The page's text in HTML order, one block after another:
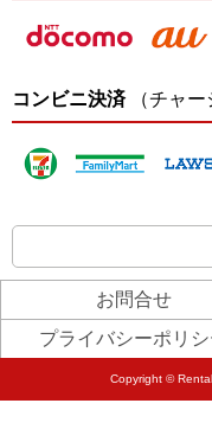
コンビニ決済 （チャ
お問合せ
プライバシーポリシ
Copyright ©